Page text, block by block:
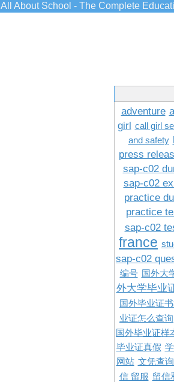
All About School - The Complete
adventure
girl call girl
and safety
press
sap-c02
sap-c02
practice
practice
sap-c02
france
sap-c02
编号 国外大
外大学毕业
国外毕业证
业证怎么查询
国外毕业证样
毕业证真假
网站 文凭查
信 留服 留信